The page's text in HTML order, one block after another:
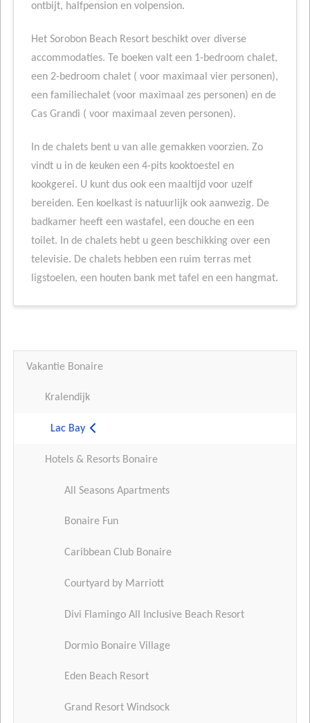
ontbijt, halfpension en volpension.
Het Sorobon Beach Resort beschikt over diverse
accommodaties. Te boeken valt een 1-bedroom chalet,
een 2-bedroom chalet ( voor maximaal vier personen),
een familiechalet (voor maximaal zes personen) en de
Cas Grandi ( voor maximaal zeven personen).
In de chalets bent u van alle gemakken voorzien. Zo
vindt u in de keuken een 4-pits kooktoestel en
kookgerei. U kunt dus ook een maaltijd voor uzelf
bereiden. Een koelkast is natuurlijk ook aanwezig. De
badkamer heeft een wastafel, een douche en een
toilet. In de chalets hebt u geen beschikking over een
televisie. De chalets hebben een ruim terras met
ligstoelen, een houten bank met tafel en een hangmat.
Vakantie Bonaire
Kralendijk
Lac Bay
Hotels & Resorts Bonaire
All Seasons Apartments
Bonaire Fun
Caribbean Club Bonaire
Courtyard by Marriott
Divi Flamingo All Inclusive Beach Resort
Dormio Bonaire Village
Eden Beach Resort
Grand Resort Windsock